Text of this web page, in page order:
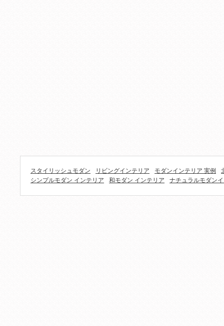
スタイリッシュモダン リビングインテリア モダンインテリア 実例
シンプルモダン インテリア
和モダン インテリア ナチュラルモダン